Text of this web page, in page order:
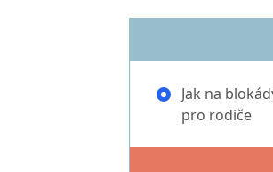
Jak na
pro rodiče